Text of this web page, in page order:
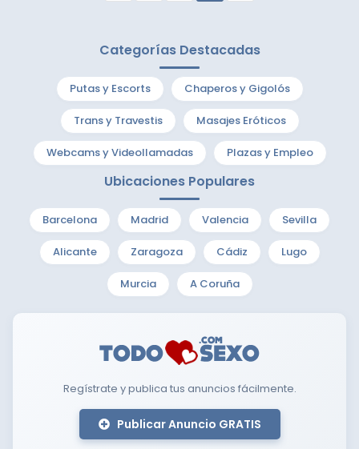
Categorías Destacadas
Putas y Escorts Chaperos y Gigolós
Trans y Travestis Masajes Eróticos
Webcams y Videollamadas Plazas y Empleo
Ubicaciones Populares
Barcelona Madrid Valencia Sevilla
Alicante Zaragoza Cádiz Lugo
Murcia A Coruña
Regístrate y publica tus anuncios fácilmente.
Publicar Anuncio GRATIS